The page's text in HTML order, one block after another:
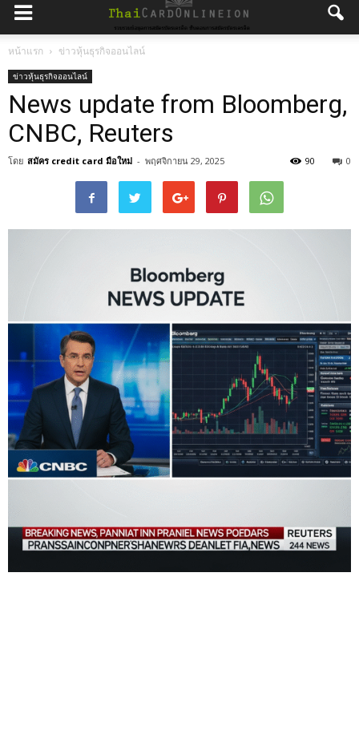
หน้าแรก ข่าวหุ้นธุรกิจออนไลน์
ข่าวหุ้นธุรกิจออนไลน์
News update from Bloomberg,
CNBC, Reuters
โดย สมัคร credit card มือใหม่ - พฤศจิกายน 29, 2025 0
90